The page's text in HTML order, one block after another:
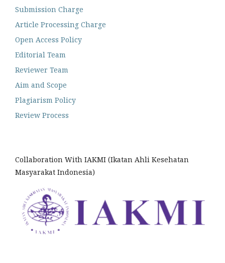
Submission Charge
Article Processing Charge
Open Access Policy
Editorial Team
Reviewer Team
Aim and Scope
Plagiarism Policy
Review Process
Collaboration With IAKMI (Ikatan Ahli Kesehatan
Masyarakat Indonesia)